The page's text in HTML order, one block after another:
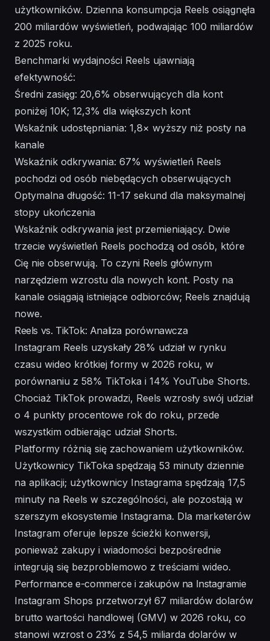
użytkowników. Dzienna konsumpcja Reels osiągnęła
200 miliardów wyświetleń, podwajając 100 miliardów
z 2025 roku.
Benchmarki wydajności Reels ujawniają
efektywność:
Średni zasięg: 20,6% obserwujących dla kont
poniżej 10K; 12,3% dla większych kont
Wskaźnik udostępniania: 1,8× wyższy niż posty na
kanale
Wskaźnik odkrywania: 67% wyświetleń Reels
pochodzi od osób niebędących obserwujących
Optymalna długość: 11-17 sekund dla maksymalnej
stopy ukończenia
Wskaźnik odkrywania jest przemieniający. Dwie
trzecie wyświetleń Reels pochodzą od osób, które
Cię nie obserwują. To czyni Reels głównym
narzędziem wzrostu dla nowych kont. Posty na
kanale osiągają istniejące odbiorców; Reels znajdują
nowe.
Reels vs. TikTok: Analiza porównawcza
Instagram Reels uzyskały 28% udział w rynku
czasu wideo krótkiej formy w 2026 roku, w
porównaniu z 58% TikToka i 14% YouTube Shorts.
Chociaż TikTok prowadzi, Reels wzrosły swój udział
o 4 punkty procentowe rok do roku, przede
wszystkim odbierając udział Shorts.
Platformy różnią się zachowaniem użytkowników.
Użytkownicy TikToka spędzają 53 minuty dziennie
na aplikacji; użytkownicy Instagrama spędzają 17,5
minuty na Reels w szczególności, ale pozostają w
szerszym ekosystemie Instagrama. Dla marketerów
Instagram oferuje lepsze ścieżki konwersji,
ponieważ zakupy i wiadomości bezpośrednie
integrują się bezproblemowo z treściami wideo.
Performance e-commerce i zakupów na Instagramie
Instagram Shops przetworzył 67 miliardów dolarów
brutto wartości handlowej (GMV) w 2026 roku, co
stanowi wzrost o 23% z 54,5 miliarda dolarów w